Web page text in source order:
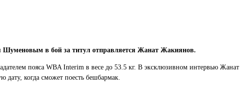
Шуменовым в бой за титул отправляется Жанат Жакиянов.
пояса WBA Interim в весе до 53.5 кг. В эксклюзивном интервью Жанат
когда сможет поесть бешбармак.